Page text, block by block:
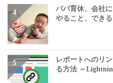
パパ育休、会社
やること、でき
レポートへのリ
る方法 ～